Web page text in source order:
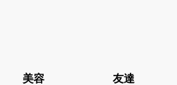
美容 友達